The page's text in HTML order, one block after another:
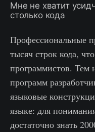
Мне не хватит
столько кода
Профессиональные
тысяч строк кода,
программистов. Тем
программ
языковые
языке: для
достаточно знать